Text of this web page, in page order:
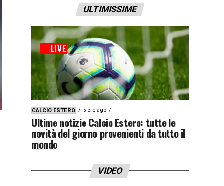
ULTIMISSIME
CALCIO ESTERO 5 ore ago
Ultime notizie Calcio Estero: tutte le
novità del giorno provenienti da tutto il
mondo
VIDEO